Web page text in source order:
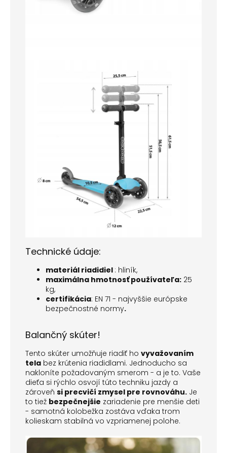
Technické údaje:
materiál riadidiel : hliník,
maximálna hmotnosť používateľa: 25
kg,
certifikácia: EN 71 - najvyššie európske
bezpečnostné normy.
Balančný skúter!
Tento skúter umožňuje riadiť ho vyvažovaním
tela bez krútenia riadidlami. Jednoducho sa
nakloníte požadovaným smerom - a je to. Vaše
dieťa si rýchlo osvojí túto techniku jazdy a
zároveň si precvičí zmysel pre rovnováhu. Je
to tiež bezpečnejšie zariadenie pre menšie deti
- samotná kolobežka zostáva vďaka trom
kolieskam stabilná vo vzpriamenej polohe.